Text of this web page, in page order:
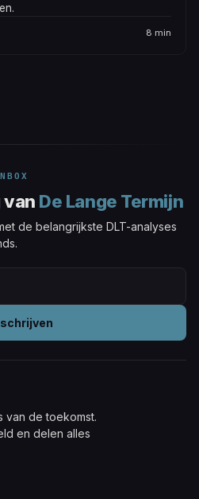
8 min
van De Lange Termijn
de belangrijkste DLT-analyses
van de toekomst.
en delen alles